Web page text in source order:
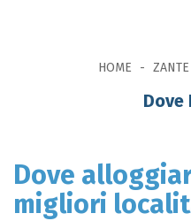
HOME ZANTE
Dove
Dove
migliori